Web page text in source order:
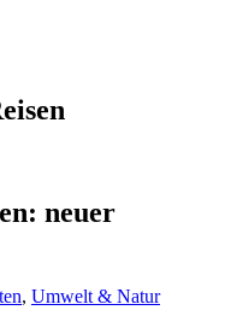
neuer
, Umwelt & Natur